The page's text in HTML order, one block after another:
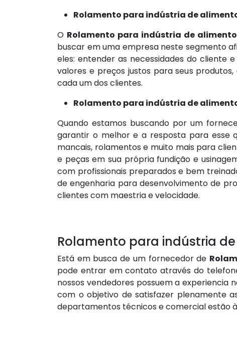
Rolamento para indústria de
O Rolamento para indústria de
buscar em uma empresa neste segmento
eles: entender as necessidades do cliente
valores e preços justos para seus
cada um dos clientes.
Rolamento para indústria de
Quando estamos buscando por um
garantir o melhor e a resposta para esse
mancais, rolamentos e muito mais para
e peças em sua própria fundição e
com profissionais preparados e bem
de engenharia para desenvolvimento de
clientes com maestria e velocidade.
Rolamento para indústria
Está em busca de um fornecedor de
pode entrar em contato através do
nossos vendedores possuem a
com o objetivo de satisfazer plenamente
departamentos técnicos e comercial estão